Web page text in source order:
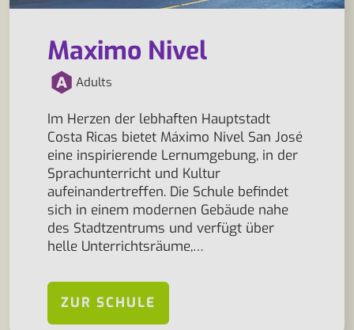
Maximo Nivel
Adults
Im Herzen der lebhaften Hauptstadt
Costa Ricas bietet Máximo Nivel San José
eine inspirierende Lernumgebung, in der
Sprachunterricht und Kultur
aufeinandertreffen. Die Schule befindet
sich in einem modernen Gebäude nahe
des Stadtzentrums und verfügt über
helle Unterrichtsräume,…
ZUR SCHULE